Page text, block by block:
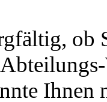
ob
Ihnen